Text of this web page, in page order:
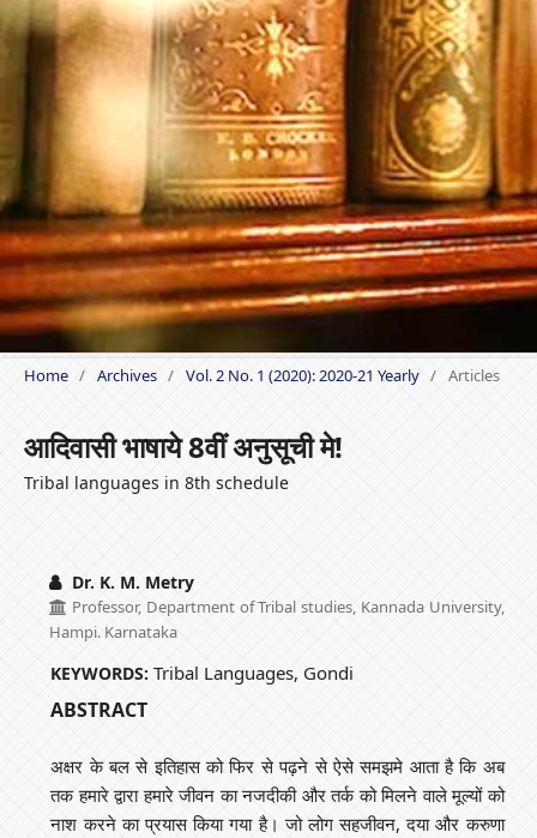
Home / Archives / Vol. 2 No. 1 (2020): 2020-21 Yearly / Articles
आदिवासी भाषाये 8वीं अनुसूची मे!
Tribal languages in 8th schedule
Dr. K. M. Metry
Professor, Department of Tribal studies, Kannada University,
Hampi. Karnataka
KEYWORDS:Tribal Languages, Gondi
ABSTRACT
अक्षर के बल से इतिहास को फिर से पढ़ने से ऐसे समझमे आता है कि अब
तक हमारे द्वारा हमारे जीवन का नजदीकी और तर्क को मिलने वाले मूल्यों को
नाश करने का प्रयास किया गया है। जो लोग सहजीवन, दया और करुणा